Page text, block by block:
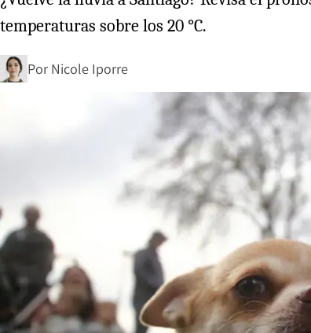
temperaturas sobre los 20 °C.
Por Nicole Iporre